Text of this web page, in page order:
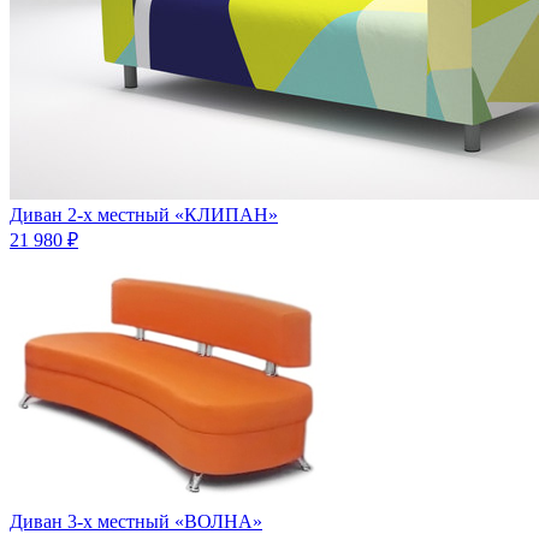
Диван 2-х местный «КЛИПАН»
21 980 ₽
Диван 3-х местный «ВОЛНА»